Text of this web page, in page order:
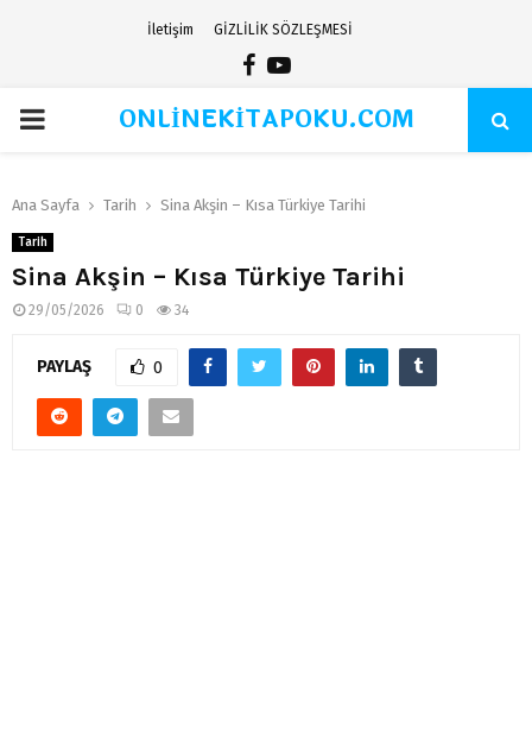
İletişim GİZLİLİK SÖZLEŞMESİ
Facebook
Youtube
PRIMARYONLİNEKİTAPOKU.COM
Ana Sayfa Tarih Sina Akşin – Kısa Türkiye Tarihi
Tarih
Sina Akşin – Kısa Türkiye Tarihi
29/05/2026 0 34
PAYLAŞ 0